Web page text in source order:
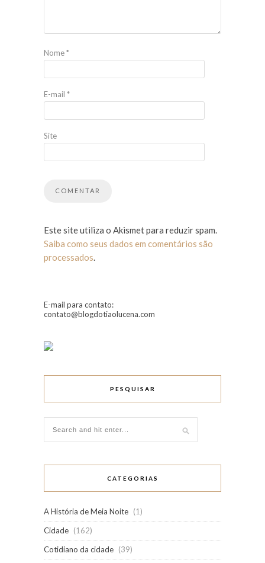
Nome*
E-mail *
Site
Este site utiliza o Akismet para reduzir spam.
Saiba como seus dados em comentários são
processados.
E-mail para contato:
contato@blogdotiaolucena.com
PESQUISAR
CATEGORIAS
A História de Meia Noite (1)
Cidade (162)
Cotidiano da cidade (39)